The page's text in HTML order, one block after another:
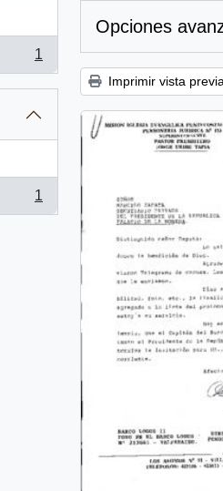
1
1
Opciones
Imprimir vista previa